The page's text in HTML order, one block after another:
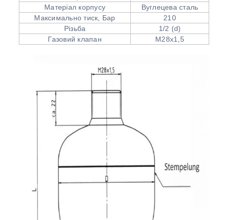
Матеріал корпусу
Вуглецева сталь
Максимально тиск, Бар
210
Різьба
1/2 (d)
Газовий клапан
М28х1,5